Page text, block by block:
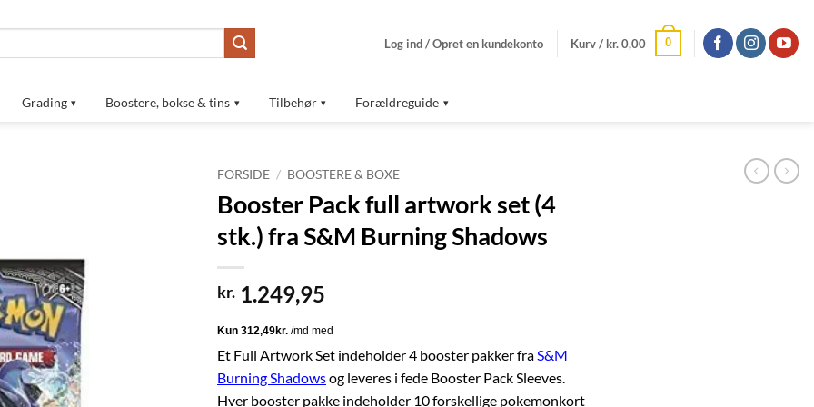
Log ind / Opret en kundekonto Kurv / kr.0,00 0
Grading Boostere, bokse & tins Tilbehør Forældreguide
FORSIDE / BOOSTERE & BOXE
Booster Pack full artwork set (4
stk.) fra S&M Burning Shadows
kr. 1.249,95
Et Full Artwork Set indeholder 4 booster pakker fraS&M
Burning Shadowsog leveres i fede Booster Pack Sleeves.
Hver booster pakke indeholder 10 forskellige pokemonkort